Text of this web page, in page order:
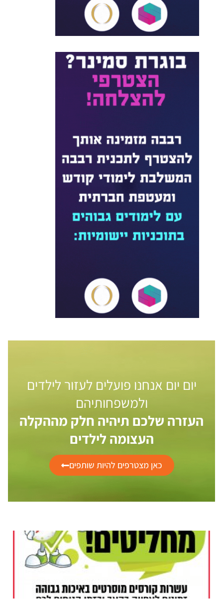
יום יום אנחנו פועלים לעזור לילדים
ולמשפחותיהם
העזרה שלכם תיהיה חלק מההקלה
העצומה לילדים
כאן מצטרפים להיות שותפים